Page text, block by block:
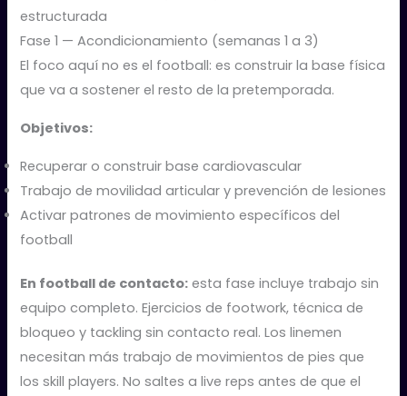
estructurada
Fase 1 — Acondicionamiento (semanas 1 a 3)
El foco aquí no es el football: es construir la base física
que va a sostener el resto de la pretemporada.
Objetivos:
Recuperar o construir base cardiovascular
Trabajo de movilidad articular y prevención de lesiones
Activar patrones de movimiento específicos del
football
En football de contacto: esta fase incluye trabajo sin
equipo completo. Ejercicios de footwork, técnica de
bloqueo y tackling sin contacto real. Los linemen
necesitan más trabajo de movimientos de pies que
los skill players. No saltes a live reps antes de que el